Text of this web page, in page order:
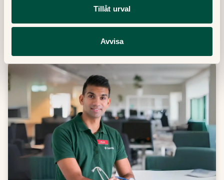
Tillåt urval
Avvisa
Här finner du våra artiklar där vi skriver om det
senaste inom sjukvård, hälsa och medicin.